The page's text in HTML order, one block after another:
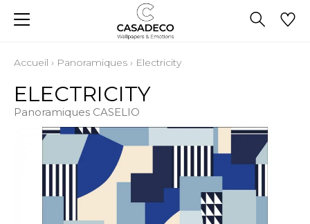
Accueil › Panoramiques › Electricity
ELECTRICITY
Panoramiques CASELIO